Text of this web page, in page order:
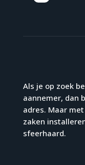
Als je op zoek
aannemer, dan
adres. Maar
zaken
sfeerhaard.